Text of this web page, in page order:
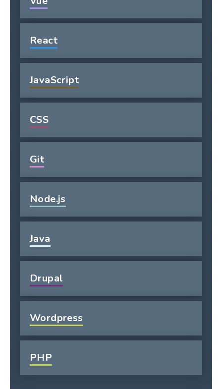
React
JavaScript
CSS
Git
Node.js
Java
Drupal
Wordpress
PHP